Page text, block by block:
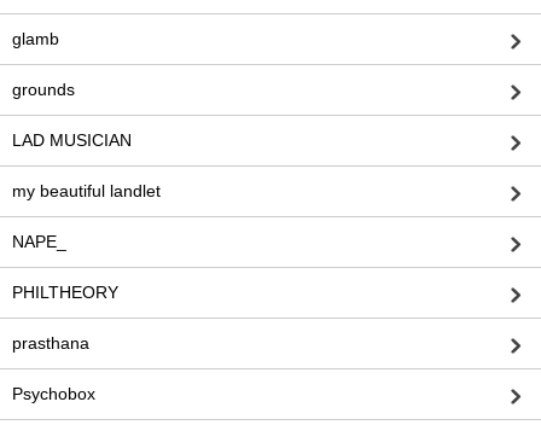
glamb
grounds
LAD MUSICIAN
my beautiful landlet
NAPE_
PHILTHEORY
prasthana
Psychobox